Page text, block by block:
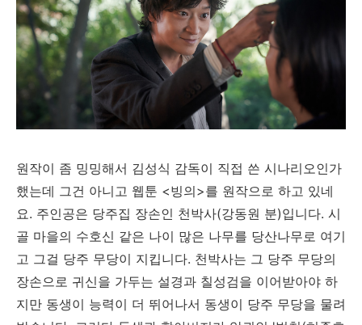
원작이 좀 밍밍해서 김성식 감독이 직접 쓴 시나리오인가
했는데 그건 아니고 웹툰 <빙의>를 원작으로 하고 있네
요. 주인공은 당주집 장손인 천박사(강동원 분)입니다. 시
골 마을의 수호신 같은 나이 많은 나무를 당산나무로 여기
고 그걸 당주 무당이 지킵니다. 천박사는 그 당주 무당의
장손으로 귀신을 가두는 설경과 칠성검을 이어받아야 하
지만 동생이 능력이 더 뛰어나서 동생이 당주 무당을 물려